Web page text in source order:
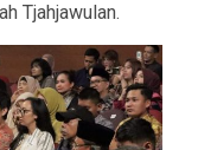
Tjahjawulan.